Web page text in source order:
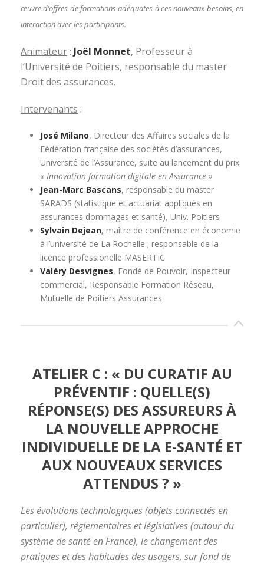
œuvre d’offres de formations adéquates à ces nouveaux besoins, en
interaction avec les participants.
Animateur: Joël Monnet, Professeur à
l’Université de Poitiers, responsable du master
Droit des assurances.
Intervenants :
José Milano, Directeur des Affaires sociales de la
Fédération française des sociétés d’assurances,
Université de l’Assurance, suite au lancement du prix
« Innovation formation digitale en Assurance »
Jean-Marc Bascans, responsable du master
SARADS (statistique et actuariat appliqués en
assurances dommages et santé), Univ. Poitiers
Sylvain Dejean, maître de conférence en économie
à l’université de La Rochelle ; responsable de la
licence professionelle MASERTIC
Valéry Desvignes, Fondé de Pouvoir, Inspecteur
commercial, Responsable Formation Réseau,
Mutuelle de Poitiers Assurances
ATELIER C : « DU CURATIF AU
PRÉVENTIF : QUELLE(S)
RÉPONSE(S) DES ASSUREURS À
LA NOUVELLE APPROCHE
INDIVIDUELLE DE LA E-SANTÉ ET
AUX NOUVEAUX SERVICES
ATTENDUS ? »
Les évolutions technologiques (objets connectés en
particulier), réglementaires et législatives (autour du
système de santé en France), le changement des
pratiques et des habitudes des usagers, sur fond de